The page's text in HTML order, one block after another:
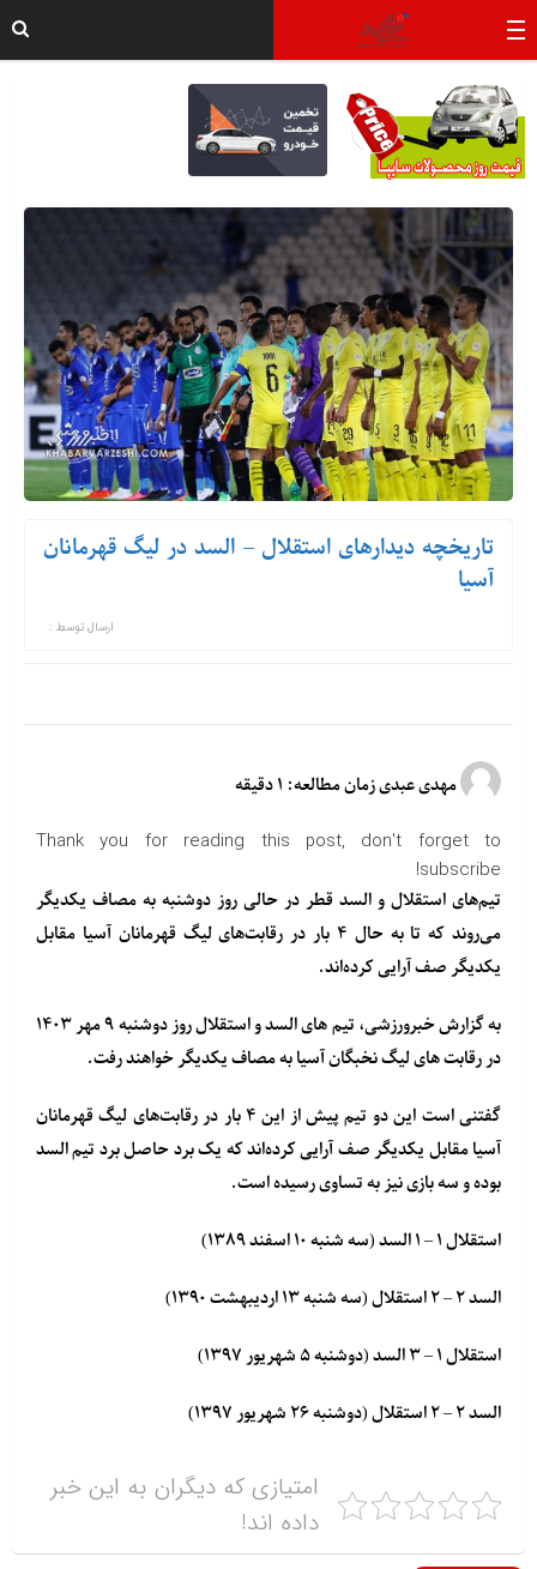
تاریخچه دیدارهای استقلال – السد در لیگ قهرمانان
آسیا
ارسال توسط :
مهدی عبدی زمان مطالعه: ۱ دقیقه
Thank you for reading this post, don't forget to
subscribe!
تیم‌های استقلال و السد قطر در حالی روز دوشنبه به مصاف یکدیگر
می‌روند که تا به حال ۴ بار در رقابت‌های لیگ قهرمانان آسیا مقابل
یکدیگر صف آرایی کرده‌اند.
به گزارش خبرورزشی، تیم های السد و استقلال روز دوشنبه ۹ مهر ۱۴۰۳
در رقابت های لیگ نخبگان آسیا به مصاف یکدیگر خواهند رفت.
گفتنی است این دو تیم پیش از این ۴ بار در رقابت‌های لیگ قهرمانان
آسیا مقابل یکدیگر صف آرایی کرده‌اند که یک برد حاصل برد تیم السد
بوده و سه بازی نیز به تساوی رسیده است.
استقلال ۱ – ۱ السد (سه شنبه ۱۰ اسفند ۱۳۸۹)
السد ۲ – ۲ استقلال (سه شنبه ۱۳ اردیبهشت ۱۳۹۰)
استقلال ۱ – ۳ السد (دوشنبه ۵ شهریور ۱۳۹۷)
السد ۲ – ۲ استقلال (دوشنبه ۲۶ شهریور ۱۳۹۷)
امتیازی که دیگران به این خبر
داده اند!